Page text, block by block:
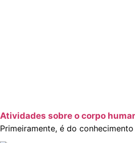
Atividades sobre o corpo
Primeiramente, é do